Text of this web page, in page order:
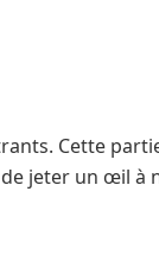
Cette
jeter un œil à